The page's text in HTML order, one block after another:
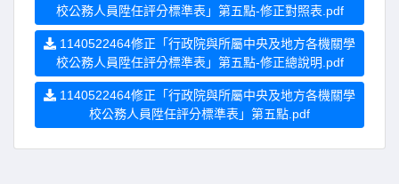
校公務人員陞任評分標準表」第五點-修正對照表.pdf
1140522464修正「行政院與所屬中央及地方各機關學
校公務人員陞任評分標準表」第五點-修正總說明.pdf
1140522464修正「行政院與所屬中央及地方各機關學
校公務人員陞任評分標準表」第五點.pdf